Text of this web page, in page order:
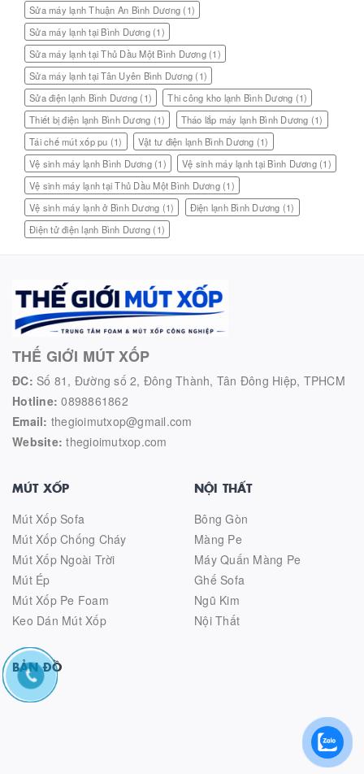
Sửa máy lạnh Thuận An Bình Dương (1)
Sửa máy lạnh tại Bình Dương(1)
Sửa máy lạnh tại Thủ Dầu Một Bình Dương(1)
Sửa máy lạnh tại Tân Uyên Bình Dương (1)
Sửa điện lạnh Bình Dương (1) Thi công kho lạnh Bình Dương (1)
Thiết bị điện lạnh Bình Dương (1) Tháo lắp máy lạnh Bình Dương (1)
Tái chế mút xốp pu (1) Vật tư điện lạnh Bình Dương (1)
Vệ sinh máy lạnh Bình Dương(1) Vệ sinh máy lạnh tại Bình Dương(1)
Vệ sinh máy lạnh tại Thủ Dầu Một Bình Dương(1)
Vệ sinh máy lạnh ở Bình Dương (1) Điện lạnh Bình Dương (1)
Điện tử điện lạnh Bình Dương (1)
THẾ GIỚI MÚT XỐP
ĐC: Số 81, Đường số 2, Đông Thành, Tân Đông Hiệp, TPHCM
Hotline: 0898861862
Email: thegioimutxop@gmail.com
Website: thegioimutxop.com
MÚT XỐP
Mút Xốp Sofa
Mút Xốp Chống Cháy
Mút Xốp Ngoài Trời
Mút Ép
Mút Xốp Pe Foam
Keo Dán Mút Xốp
NỘI THẤT
Bông Gòn
Màng Pe
Máy Quấn Màng Pe
Ghế Sofa
Ngũ Kim
Nội Thất
BẢN ĐỒ